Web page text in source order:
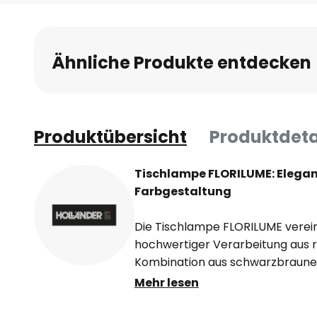
Bildgalerie
springen
Ähnliche Produkte entdecken
Produktübersicht
Tischlampe FLORILUME:
Farbgestaltung
Die Tischlampe FLORILUME
hochwertiger Verarbeitung aus
Kombination aus
verleiht dem Design eine edle
Mehr lesen